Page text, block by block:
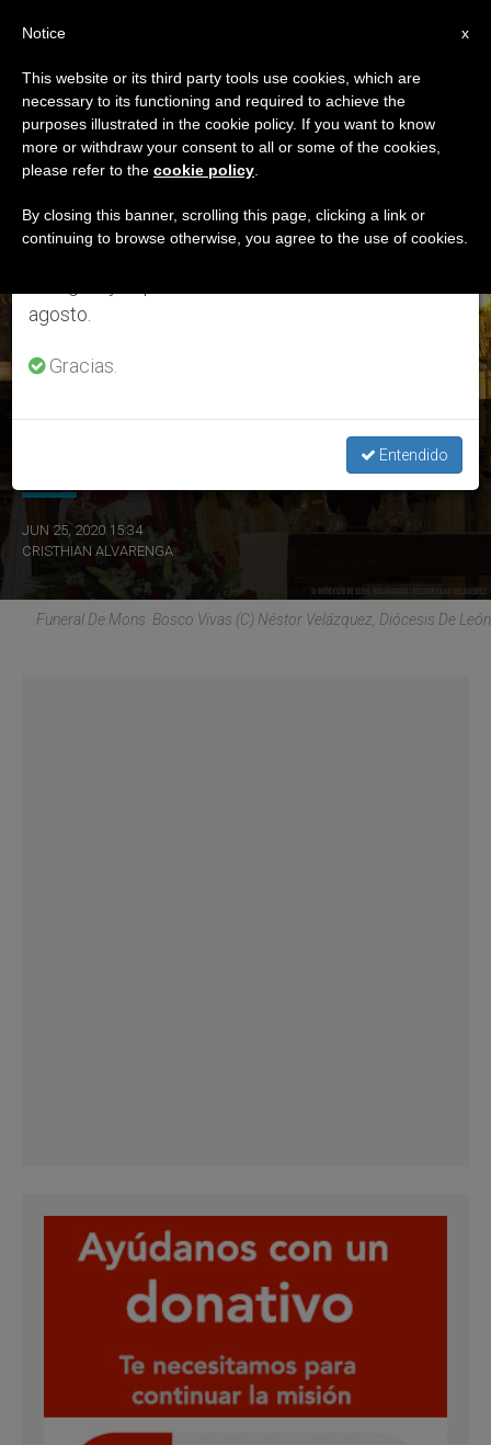
ETIQUETA
Posts Tagged ‘Mons.
René Sándigo’
ÚLTIMAS NOTICIAS
JUN 25, 2020 15:34
CRISTHIAN ALVARENGA
Funeral De Mons. Bosco Vivas (C) Néstor Velázquez, Diócesis De León
×
Aviso importante
Del 27 de julio al 7 de agosto haremos la pausa
anual, aprovechando que en el periodo de verano
se generan menos informaciones y también el
agosto.
Gracias.
Entendido
x
Notice
This website or its third party tools use cookies, which are
necessary to its functioning and required to achieve the
purposes illustrated in the cookie policy. If you want to know
more or withdraw your consent to all or some of the cookies,
please refer to the cookie policy
By closing this banner, scrolling this page, clicking a link or
continuing to browse otherwise, you agree to the use of cookies.